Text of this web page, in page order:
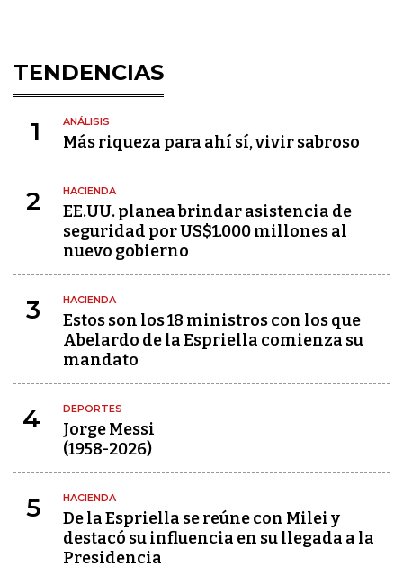
TENDENCIAS
1 ANÁLISIS
Más riqueza para ahí sí, vivir sabroso
2 HACIENDA
EE.UU. planea brindar asistencia de
seguridad por US$1.000 millones al
nuevo gobierno
3 HACIENDA
Estos son los 18 ministros con los que
Abelardo de la Espriella comienza su
mandato
4 DEPORTES
Jorge Messi
(1958-2026)
5 HACIENDA
De la Espriella se reúne con Milei y
destacó su influencia en su llegada a la
Presidencia